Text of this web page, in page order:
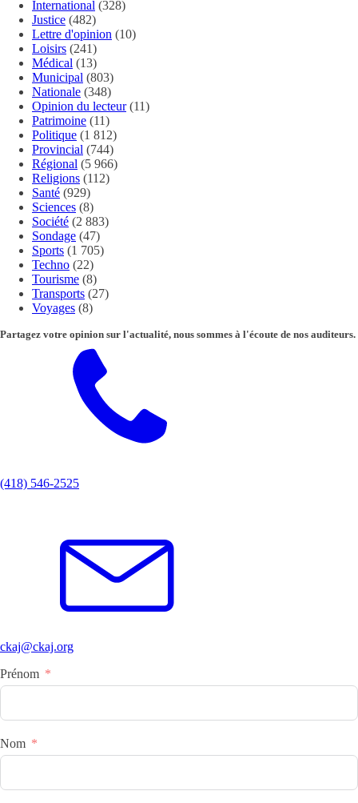
International (328)
Justice (482)
Lettre d'opinion (10)
Loisirs (241)
Médical (13)
Municipal (803)
Nationale (348)
Opinion du lecteur(11)
Patrimoine (11)
Politique (1 812)
Provincial (744)
Régional (5 966)
Religions (112)
Santé (929)
Sciences (8)
Société (2 883)
Sondage (47)
Sports (1 705)
Techno (22)
Tourisme (8)
Transports (27)
Voyages (8)
Partagez votre opinion sur l'actualité, nous sommes à l'écoute de nos auditeurs.
(418) 546-2525
ckaj@ckaj.org
Prénom
Nom